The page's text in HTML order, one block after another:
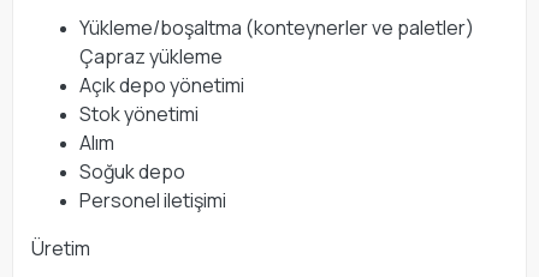
Yükleme/boşaltma (konteynerler ve paletler)
Çapraz yükleme
Açık depo yönetimi
Stok yönetimi
Alım
Soğuk depo
Personel iletişimi
Üretim